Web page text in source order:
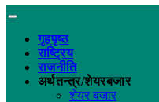
गृहपृष्ठ
राष्ट्रिय
राजनीति
अर्थतन्त्र/शेयरबजार
शेयर बजार